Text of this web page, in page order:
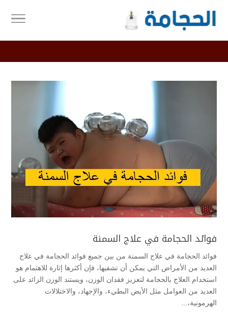
فوائد الحجامة في علاج السمنة
فوائد الحجامة في علاج السمنة من بين جميع فوائد الحجامة في علاج
العديد من الأمراض التي يمكن أن تشفيها، فإن أكثرها إثارة للاهتمام هو
استخدام العلاج بالحجامة لتعزيز فقدان الوزن، ويستند الوزن الزائد على
العديد من العوامل مثل الأيض البطيء، والإجهاد، والاختلالات
الهرمونية،...